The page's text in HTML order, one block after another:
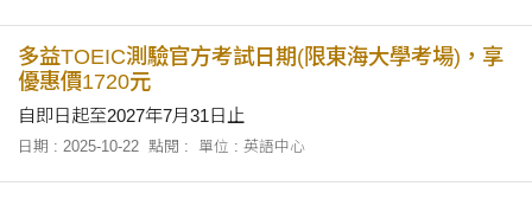
多益TOEIC測驗官方考試日期(限東海大學考場)，享
優惠價1720元
自即日起至2027年7月31日止
日期 : 2025-10-22 點閱 : 單位 : 英語中心